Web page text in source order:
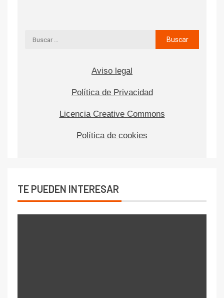
Aviso legal
Política de Privacidad
Licencia Creative Commons
Política de cookies
TE PUEDEN INTERESAR